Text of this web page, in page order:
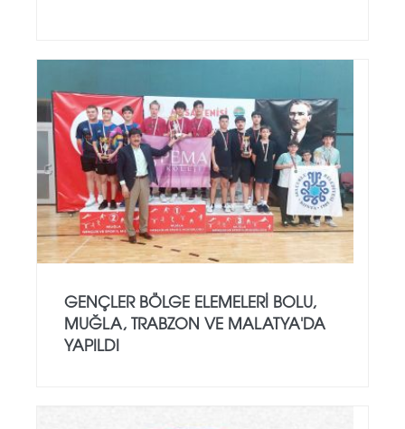
GENÇLER BÖLGE ELEMELERI BOLU,
MUĞLA, TRABZON VE MALATYA'DA
YAPILDI